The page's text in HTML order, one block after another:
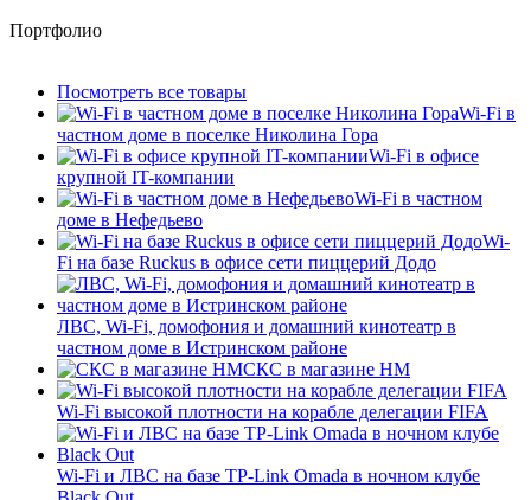
Портфолио
Посмотреть все товары
Wi-Fi в
частном доме в поселке Николина Гора
Wi-Fi в офисе
крупной IT-компании
Wi-Fi в частном
доме в Нефедьево
Wi-
Fi на базе Ruckus в офисе сети пиццерий Додо
ЛВС, Wi-Fi, домофония и домашний кинотеатр в
частном доме в Истринском районе
СКС в магазине HM
Wi-Fi высокой плотности на корабле делегации FIFA
Wi-Fi и ЛВС на базе TP-Link Omada в ночном клубе